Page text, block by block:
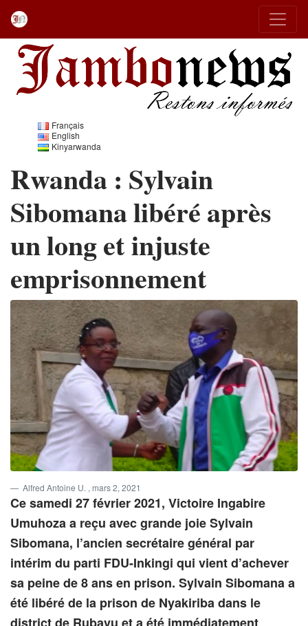
Français
English
Kinyarwanda
Rwanda : Sylvain
Sibomana libéré après
un long et injuste
emprisonnement
Alfred Antoine U. , mars 2, 2021
Ce samedi 27 février 2021, Victoire Ingabire
Umuhoza a reçu avec grande joie Sylvain
Sibomana, l’ancien secrétaire général par
intérim du parti FDU-Inkingi qui vient d’achever
sa peine de 8 ans en prison. Sylvain Sibomana a
été libéré de la prison de Nyakiriba dans le